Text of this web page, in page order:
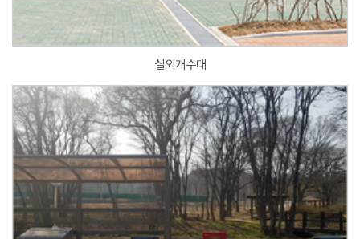
실외개수대